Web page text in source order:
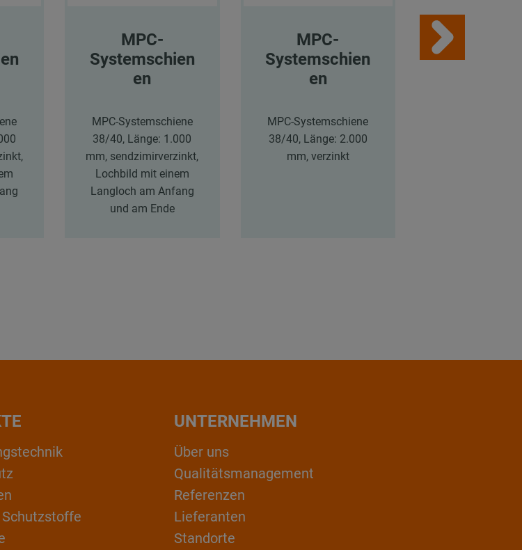
MPC-
Systemschien
en
MPC-Systemschiene
38/40, Länge: 1.000
mm, sendzimirverzinkt,
Lochbild mit einem
Langloch am Anfang
und am Ende
MPC-
Systemschien
en
MPC-Systemschiene
38/40, Länge: 2.000
mm, verzinkt
UNTERNEHMEN
Über uns
Qualitätsmanagement
Referenzen
Lieferanten
Standorte